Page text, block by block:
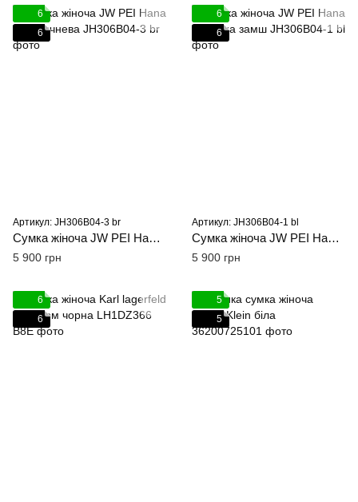
6
6
Артикул: JH306B04-3 br
Сумка жіноча JW PEI Hana M коричнева
5 900 грн
6
6
Артикул: JH306B04-1 bl
Сумка жіноча JW PEI Hana M чорна замш
5 900 грн
6
6
5
5